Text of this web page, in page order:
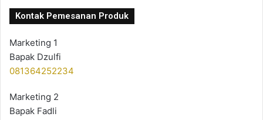
Kontak Pemesanan Produk
Marketing 1
Bapak Dzulfi
081364252234
Marketing 2
Bapak Fadli